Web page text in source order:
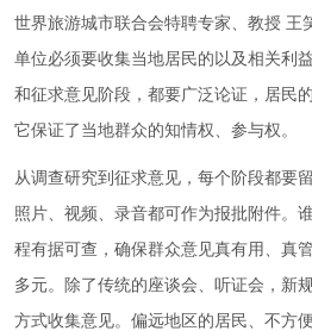
世界旅游城市联合会特聘专家、教授 王
单位必须要收集当地居民的以及相关利
和征求意见阶段，都要广泛论证，居民
它保证了当地群众的知情权、参与权。
从调查研究到征求意见，每个阶段都要
照片、视频、录音都可作为报批附件。
程有据可查，确保群众意见真有用、真
多元。除了传统的座谈会、听证会，新
方式收集意见。偏远地区的居民、不方